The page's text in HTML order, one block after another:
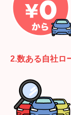
2.数ある自社ロ